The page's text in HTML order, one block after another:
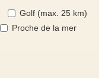
Golf (max. 25 km)
Proche de la mer